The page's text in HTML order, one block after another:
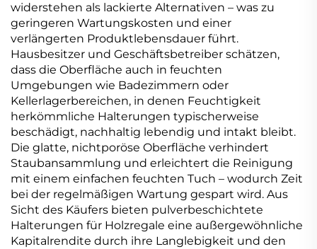
widerstehen als lackierte Alternativen – was zu
geringeren Wartungskosten und einer
verlängerten Produktlebensdauer führt.
Hausbesitzer und Geschäftsbetreiber schätzen,
dass die Oberfläche auch in feuchten
Umgebungen wie Badezimmern oder
Kellerlagerbereichen, in denen Feuchtigkeit
herkömmliche Halterungen typischerweise
beschädigt, nachhaltig lebendig und intakt bleibt.
Die glatte, nichtporöse Oberfläche verhindert
Staubansammlung und erleichtert die Reinigung
mit einem einfachen feuchten Tuch – wodurch Zeit
bei der regelmäßigen Wartung gespart wird. Aus
Sicht des Käufers bieten pulverbeschichtete
Halterungen für Holzregale eine außergewöhnliche
Kapitalrendite durch ihre Langlebigkeit und den